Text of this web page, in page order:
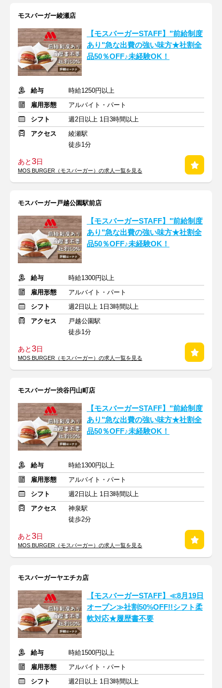
モスバーガー綾瀬店
【モスバーガーSTAFF】"前給制度
あり"急な出費の強い味方★社割全
品50％OFF♪未経験OK！
給与
時給1250円以上
雇用形態
アルバイト・パート
シフト
週2日以上 1日3時間以上
アクセス
綾瀬駅
徒歩1分
あと3日
MOS BURGER（モスバーガー）の求人一覧を見る
モスバーガー戸越公園駅前店
【モスバーガーSTAFF】"前給制度
あり"急な出費の強い味方★社割全
品50％OFF♪未経験OK！
給与
時給1300円以上
雇用形態
アルバイト・パート
シフト
週2日以上 1日3時間以上
アクセス
戸越公園駅
徒歩1分
あと3日
MOS BURGER（モスバーガー）の求人一覧を見る
モスバーガー渋谷円山町店
【モスバーガーSTAFF】"前給制度
あり"急な出費の強い味方★社割全
品50％OFF♪未経験OK！
給与
時給1300円以上
雇用形態
アルバイト・パート
シフト
週2日以上 1日3時間以上
アクセス
神泉駅
徒歩2分
あと3日
MOS BURGER（モスバーガー）の求人一覧を見る
モスバーガーヤエチカ店
【モスバーガーSTAFF】≪8月19日
オープン≫社割50%OFF!!シフト柔
軟対応★履歴書不要
給与
時給1500円以上
雇用形態
アルバイト・パート
シフト
週2日以上 1日3時間以上